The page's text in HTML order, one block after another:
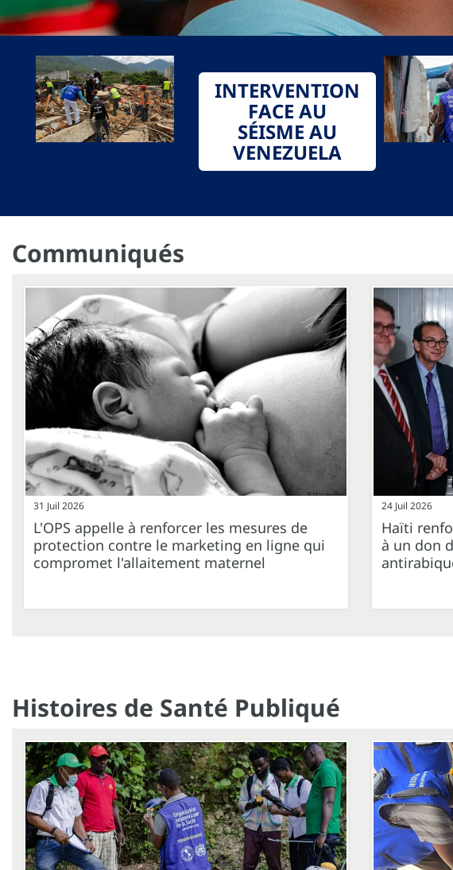
INTERVENTION
FACE AU
SÉISME AU
VENEZUELA
Communiqués
31 Juil 2026
L'OPS appelle à renforcer les mesures de
protection contre le marketing en ligne qui
compromet l'allaitement maternel
24 Juil 2026
Haïti
à un don
Histoires de Santé Publiqué